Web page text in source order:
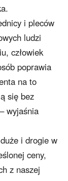
i pleców
ludzi
człowiek
poprawia
na to
się bez
wyjaśnia
i drogie w
ceny,
z naszej